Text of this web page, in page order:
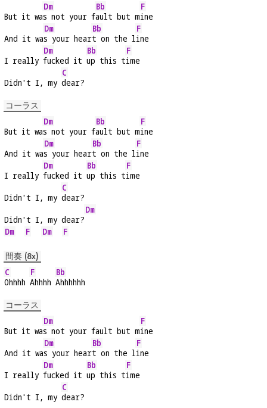
But it wa
Dm
s not your f
Bb
ault but m
F
ine
And it wa
Dm
s your hear
Bb
t on the l
F
ine
I really
Dm
fucked it
Bb
up this t
F
ime
Didn't I, my
C
dear?
コーラス
But it wa
Dm
s not your f
Bb
ault but m
F
ine
And it wa
Dm
s your hear
Bb
t on the l
F
ine
I really
Dm
fucked it
Bb
up this t
F
ime
Didn't I, my
C
dear?
Didn't I, my dear?
Dm
Dm
F Dm F
間奏 (8x)
C
Ohhhh
F
Ahhhh
Bb
Ahhhhhh
コーラス
But it wa
Dm
s not your fault but m
F
ine
And it wa
Dm
s your hear
Bb
t on the l
F
ine
I really
Dm
fucked it
Bb
up this t
F
ime
Didn't I, my
C
dear?